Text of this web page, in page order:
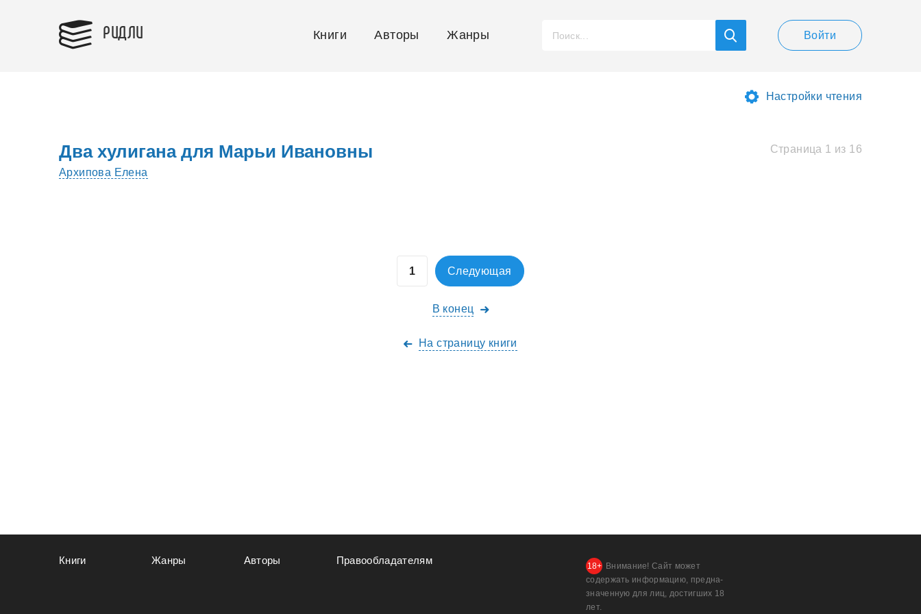
РИДЛИ Книги Авторы Жанры Войти
Настройки чтения
Страница 1 из 16
Два хулигана для Марьи Ивановны
Архипова Елена
Следующая
В конец
На страницу книги
Книги Жанры Авторы Правообладателям
Внимание! Сайт может
содержать информацию, предна­
значенную для лиц, дости­гших 18
лет.